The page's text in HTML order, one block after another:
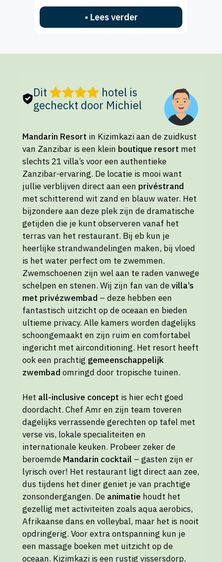
• Lees verder
Dit
hotel is
gecheckt door Michiel
Mandarin Resort in Kizimkazi aan de zuidkust
van Zanzibar is een klein boutique resort met
slechts 21 villa’s voor een authentieke
Zanzibar-ervaring. De locatie is mooi want
jullie verblijven direct aan een privéstrand
met schitterend wit zand en blauw water. Het
bijzondere aan deze plek zijn de dramatische
getijden die je kunt observeren vanaf het
terras van het restaurant. Bij eb kun je
heerlijke strandwandelingen maken, bij vloed
is het water perfect om te zwemmen.
Zwemschoenen zijn wel aan te raden vanwege
schelpen en stenen. Wij zijn fan van devilla’s
met privézwembad – deze hebben een
fantastisch uitzicht op de oceaan en bieden
ultieme privacy. Alle kamers worden dagelijks
schoongemaakt en zijn ruim en comfortabel
ingericht met airconditioning. Het resort heeft
ook een prachtig gemeenschappelijk
zwembad omringd door tropische tuinen.
Het all-inclusive concept is hier echt goed
doordacht. Chef Amr en zijn team toveren
dagelijks verrassende gerechten op tafel met
verse vis, lokale specialiteiten en
internationale keuken. Probeer zeker de
beroemde Mandarin cocktail – gasten zijn er
lyrisch over! Het restaurant ligt direct aan zee,
dus tijdens het diner geniet je van prachtige
zonsondergangen. De animatie houdt het
gezellig met activiteiten zoals aqua aerobics,
Afrikaanse dans en volleybal, maar het is nooit
opdringerig. Voor extra ontspanning kun je
een massage boeken met uitzicht op de
oceaan. Kizimkazi is een rustig vissersdorp,